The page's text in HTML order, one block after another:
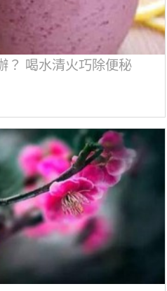
？ 喝水清火巧除便秘